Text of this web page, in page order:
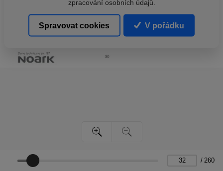
/ 260
zpracování osobních údajů.
Spravovat cookies V pořádku